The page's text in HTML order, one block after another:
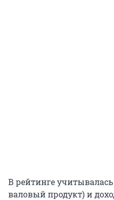
В рейтинге
валовый продукт) и